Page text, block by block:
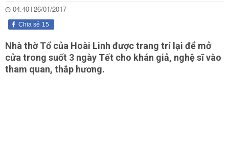
04:40 | 26/01/2017
15
Chia sẻ
Nhà thờ Tổ của Hoài Linh được trang trí lại để mở
cửa trong suốt 3 ngày Tết cho khán giả, nghệ sĩ vào
tham quan, thắp hương.